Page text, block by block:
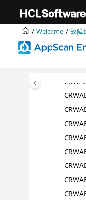
Welcome 故障